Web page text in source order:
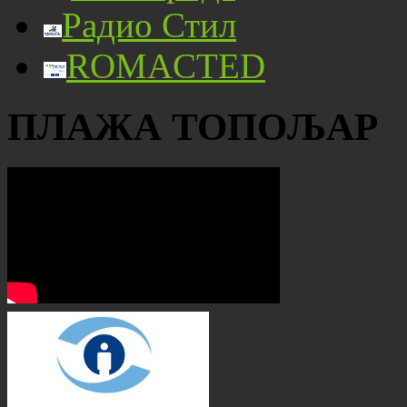
Радио Стил
ROMACTED
ПЛАЖА ТОПОЉАР